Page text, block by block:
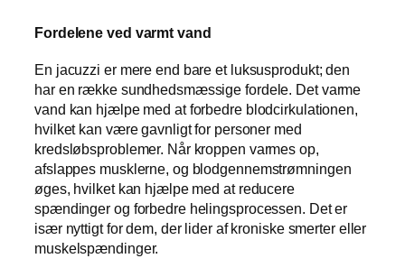
Fordelene ved varmt vand
En jacuzzi er mere end bare et luksusprodukt; den
har en række sundhedsmæssige fordele. Det varme
vand kan hjælpe med at forbedre blodcirkulationen,
hvilket kan være gavnligt for personer med
kredsløbsproblemer. Når kroppen varmes op,
afslappes musklerne, og blodgennemstrømningen
øges, hvilket kan hjælpe med at reducere
spændinger og forbedre helingsprocessen. Det er
især nyttigt for dem, der lider af kroniske smerter eller
muskelspændinger.